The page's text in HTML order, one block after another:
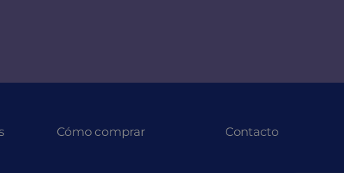
Cómo comprar Contacto